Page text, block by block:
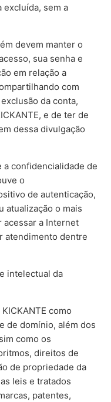
excluída, sem a
devem manter o
sua senha e
em relação a
com
da conta,
e de ter de
dessa divulgação
a confidencialidade de
o
de autenticação,
atualização o mais
acessar a Internet
atendimento dentre
intelectual da
como
de domínio, além dos
como os
direitos de
de propriedade da
leis e tratados
patentes,